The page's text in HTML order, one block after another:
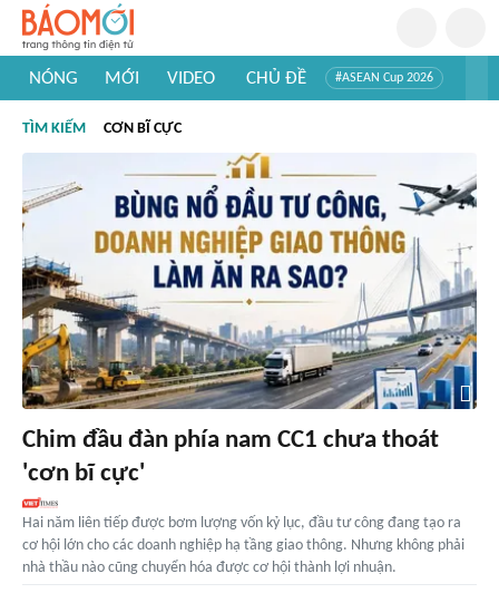
NÓNG MỚI VIDEO CHỦ ĐỀ #ASEAN Cup 2026
#Khám phá thế giới
TÌM KIẾM CƠN BĨ CỰC
Chim đầu đàn phía nam CC1 chưa thoát
'cơn bĩ cực'
Hai năm liên tiếp được bơm lượng vốn kỷ lục, đầu tư công đang tạo ra
cơ hội lớn cho các doanh nghiệp hạ tầng giao thông. Nhưng không phải
nhà thầu nào cũng chuyển hóa được cơ hội thành lợi nhuận.